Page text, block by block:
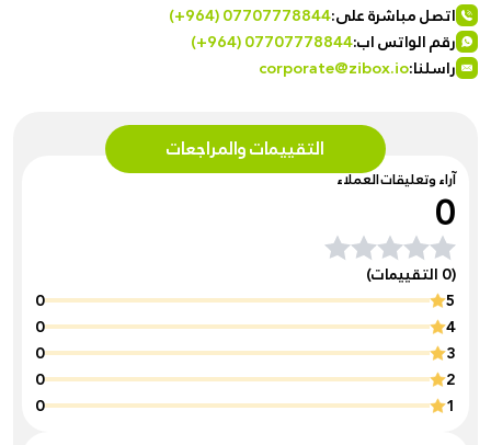
التقييمات والمراجعات
آراء وتعليقات العملاء
0
(0 التقييمات)
5
0
4
0
3
0
2
0
1
0
اتصل مباشرة على:(+964) 07707778844
رقم الواتس اب:(+964) 07707778844
راسلنا:corporate@zibox.io